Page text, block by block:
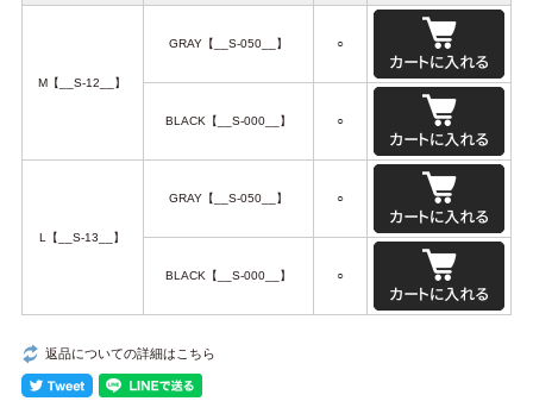
M【__S-12__】
GRAY【__S-050__】 ○
BLACK【__S-000__】 ○
L【__S-13__】
GRAY【__S-050__】 ○
BLACK【__S-000__】 ○
返品についての詳細はこちら